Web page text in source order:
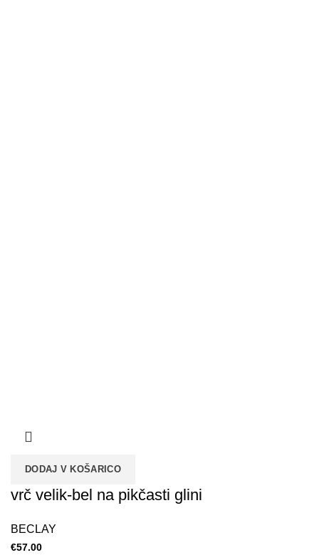
DODAJ V KOŠARICO
vrč velik-bel na pikčasti glini
BECLAY
€57.00